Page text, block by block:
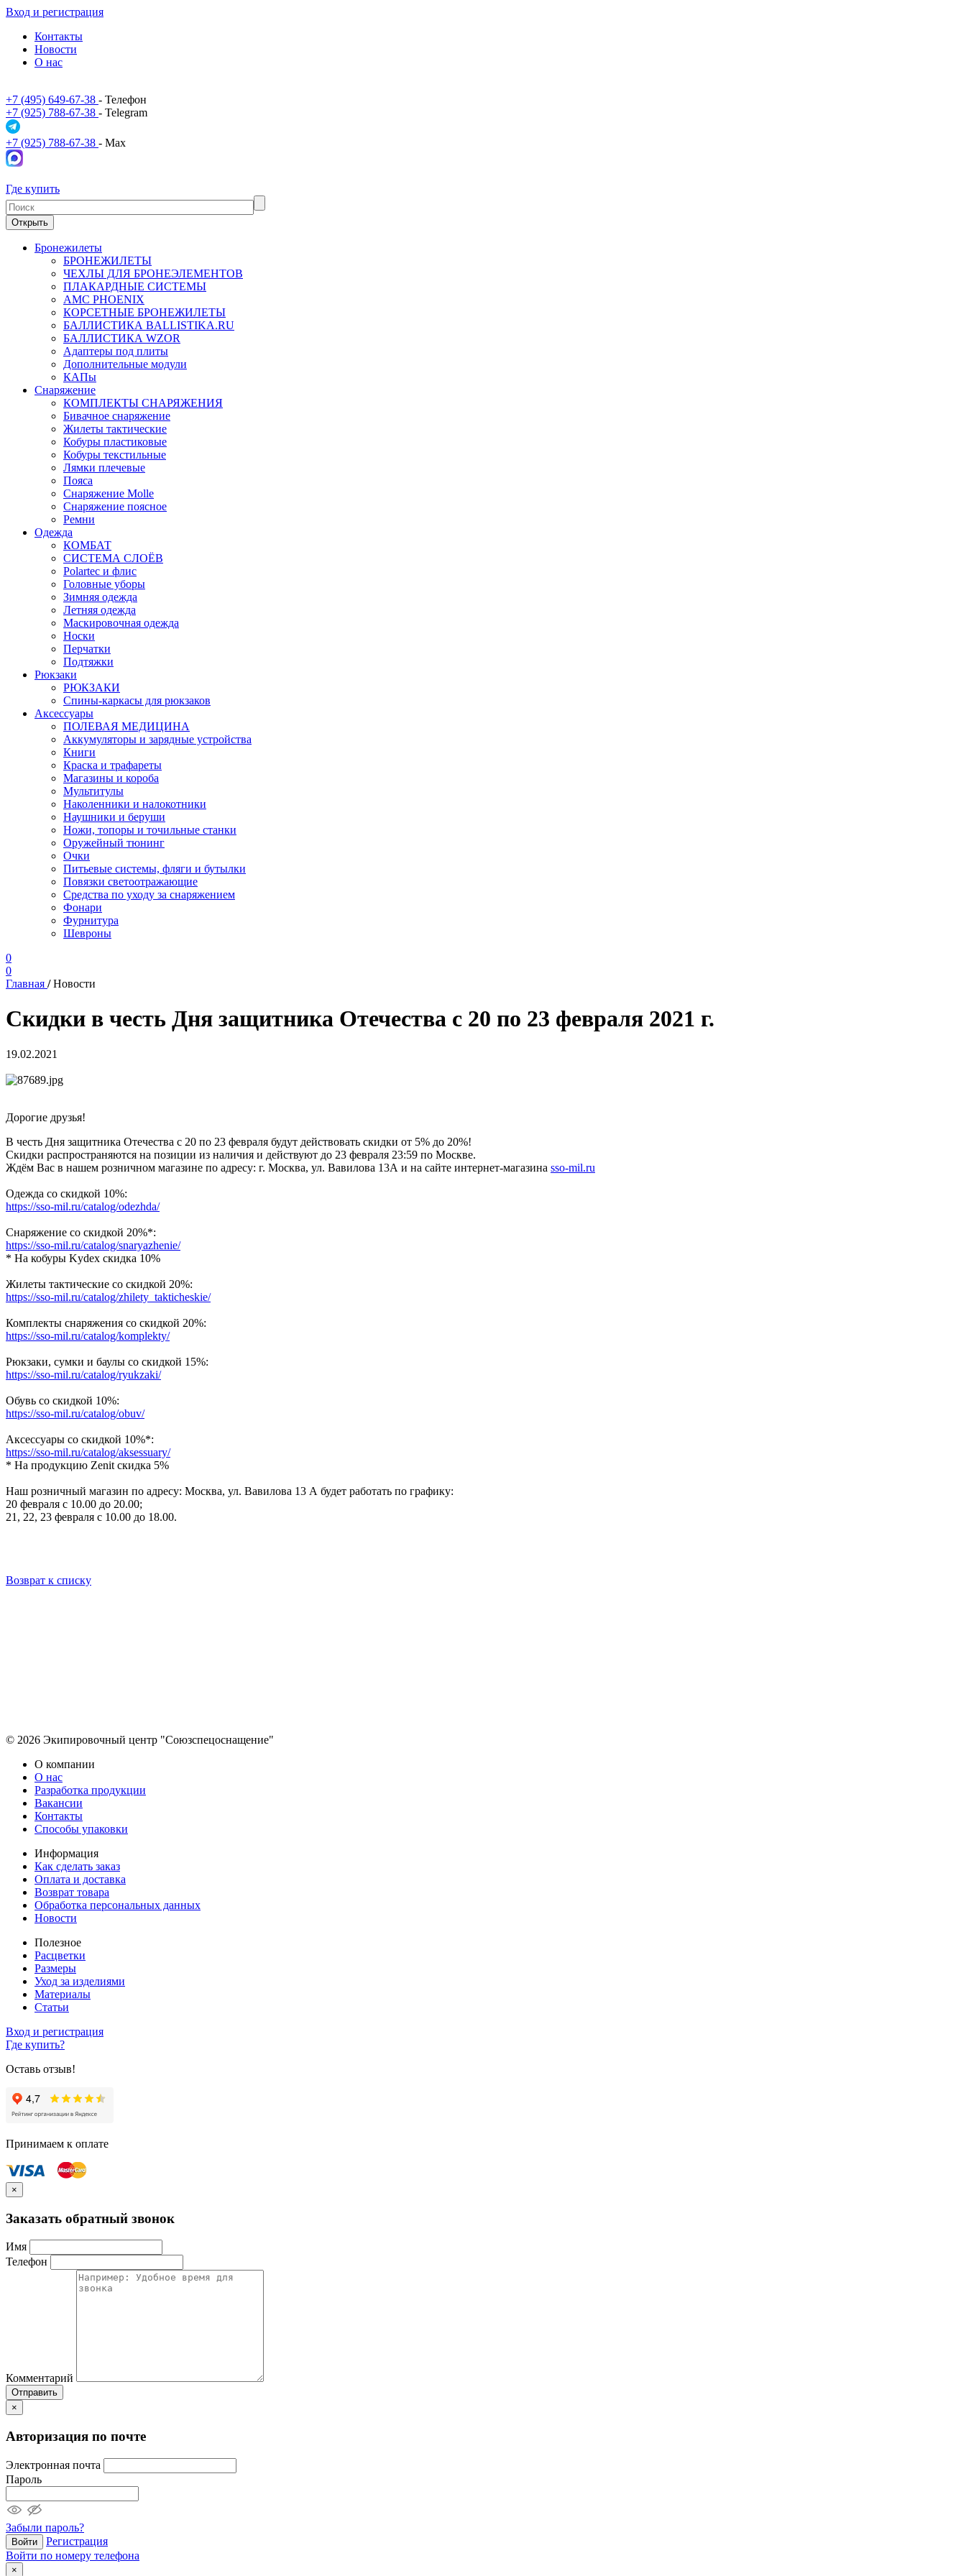
Вход и регистрация
Контакты
Новости
О нас
+7 (495) 649-67-38 - Телефон
+7 (925) 788-67-38 - Telegram
+7 (925) 788-67-38 - Max
Где купить
Открыть
Бронежилеты
БРОНЕЖИЛЕТЫ
ЧЕХЛЫ ДЛЯ БРОНЕЭЛЕМЕНТОВ
ПЛАКАРДНЫЕ СИСТЕМЫ
АМС PHOENIX
КОРСЕТНЫЕ БРОНЕЖИЛЕТЫ
БАЛЛИСТИКА BALLISTIKA.RU
БАЛЛИСТИКА WZOR
Адаптеры под плиты
Дополнительные модули
КАПы
Снаряжение
КОМПЛЕКТЫ СНАРЯЖЕНИЯ
Бивачное снаряжение
Жилеты тактические
Кобуры пластиковые
Кобуры текстильные
Лямки плечевые
Пояса
Снаряжение Molle
Снаряжение поясное
Ремни
Одежда
КОМБАТ
СИСТЕМА СЛОЁВ
Polartec и флис
Головные уборы
Зимняя одежда
Летняя одежда
Маскировочная одежда
Носки
Перчатки
Подтяжки
Рюкзаки
РЮКЗАКИ
Спины-каркасы для рюкзаков
Аксессуары
ПОЛЕВАЯ МЕДИЦИНА
Аккумуляторы и зарядные устройства
Книги
Краска и трафареты
Магазины и короба
Мультитулы
Наколенники и налокотники
Наушники и беруши
Ножи, топоры и точильные станки
Оружейный тюнинг
Очки
Питьевые системы, фляги и бутылки
Повязки светоотражающие
Средства по уходу за снаряжением
Фонари
Фурнитура
Шевроны
0
0
Главная / Новости
Скидки в честь Дня защитника Отечества с 20 по 23 февраля 2021 г.
19.02.2021
Дорогие друзья!
В честь Дня защитника Отечества с 20 по 23 февраля будут действовать скидки от 5% до 20%!
Скидки распространяются на позиции из наличия и действуют до 23 февраля 23:59 по Москве.
Ждём Вас в нашем розничном магазине по адресу: г. Москва, ул. Вавилова 13А и на сайте интернет-магазина sso-mil.ru
Одежда со скидкой 10%:
https://sso-mil.ru/catalog/odezhda/
Снаряжение со скидкой 20%*:
https://sso-mil.ru/catalog/snaryazhenie/
* На кобуры Kydex скидка 10%
Жилеты тактические со скидкой 20%:
https://sso-mil.ru/catalog/zhilety_takticheskie/
Комплекты снаряжения со скидкой 20%:
https://sso-mil.ru/catalog/komplekty/
Рюкзаки, сумки и баулы со скидкой 15%:
https://sso-mil.ru/catalog/ryukzaki/
Обувь со скидкой 10%:
https://sso-mil.ru/catalog/obuv/
Аксессуары со скидкой 10%*:
https://sso-mil.ru/catalog/aksessuary/
* На продукцию Zenit скидка 5%
Наш розничный магазин по адресу: Москва, ул. Вавилова 13 А будет работать по графику:
20 февраля с 10.00 до 20.00;
21, 22, 23 февраля с 10.00 до 18.00.
Возврат к списку
© 2026 Экипировочный центр "Союзспецоснащение"
О компании
О нас
Разработка продукции
Вакансии
Контакты
Способы упаковки
Информация
Как сделать заказ
Оплата и доставка
Возврат товара
Обработка персональных данных
Новости
Полезное
Расцветки
Размеры
Уход за изделиями
Материалы
Статьи
Вход и регистрация
Где купить?
Оставь отзыв!
Принимаем к оплате
×
Заказать обратный звонок
Имя
Телефон
Комментарий
Отправить
×
Авторизация по почте
Электронная почта
Пароль
Забыли пароль?
Войти
Регистрация
Войти по номеру телефона
×